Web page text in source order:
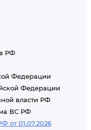
РФ
Федерации
Федерации
власти РФ
ВС РФ
от 01.07.2026